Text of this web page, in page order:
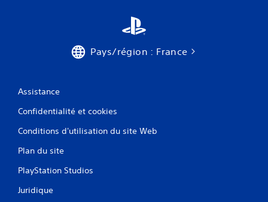
Pays/région : France
Assistance
Confidentialité et cookies
Conditions d'utilisation du site Web
Plan du site
PlayStation Studios
Juridique